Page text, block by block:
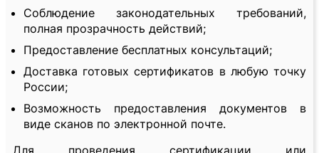
Соблюдение законодательных требований,
полная прозрачность действий;
Предоставление бесплатных консультаций;
Доставка готовых сертификатов в любую точку
России;
Возможность предоставления документов в
виде сканов по электронной почте.